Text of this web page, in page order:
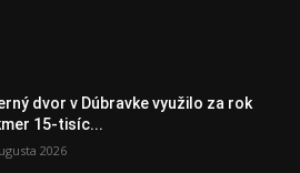
dvor v Dúbravke využilo za rok
15-tisíc...
2026